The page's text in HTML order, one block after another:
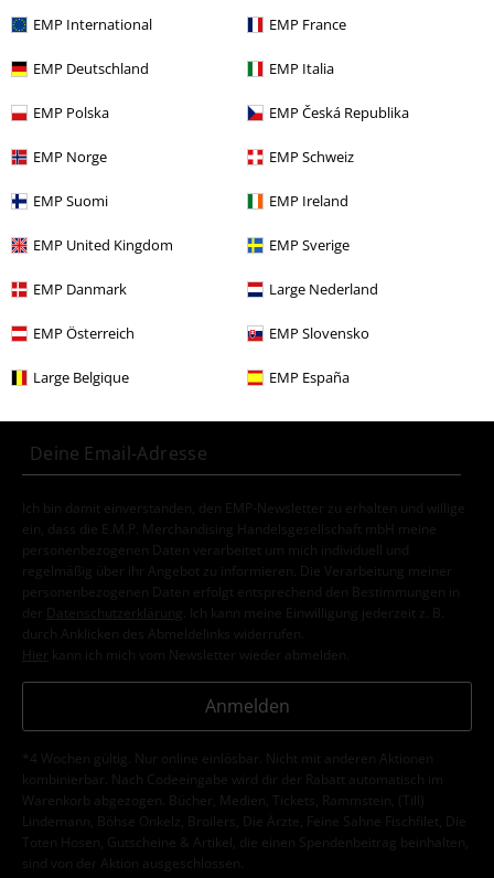
EMP International EMP France
EMP Deutschland EMP Italia
EMP Polska EMP Česká Republika
EMP Norge EMP Schweiz
EMP Suomi EMP Ireland
EMP United Kingdom EMP Sverige
EMP Danmark Large Nederland
EMP Österreich EMP Slovensko
Large Belgique EMP España
Hogwarts Häuser
Accessoires
Filme & Serien Harry Potter
Accessoires
E-Mail Newsletter
Greif einen 15%* Gutschein ab, wenn du dich
jetzt anmeldest!
Ich bin damit einverstanden, den EMP-Newsletter zu erhalten und willige
ein, dass die E.M.P. Merchandising Handelsgesellschaft mbH meine
personenbezogenen Daten verarbeitet um mich individuell und
regelmäßig über ihr Angebot zu informieren. Die Verarbeitung meiner
personenbezogenen Daten erfolgt entsprechend den Bestimmungen in
der
Datenschutzerklärung
. Ich kann meine Einwilligung jederzeit z. B.
durch Anklicken des Abmeldelinks widerrufen.
Hier kann ich mich vom Newsletter wieder abmelden.
Anmelden
*4 Wochen gültig. Nur online einlösbar. Nicht mit anderen Aktionen
kombinierbar. Nach Codeeingabe wird dir der Rabatt automatisch im
Warenkorb abgezogen. Bücher, Medien, Tickets, Rammstein, (Till)
Lindemann, Böhse Onkelz, Broilers, Die Ärzte, Feine Sahne Fischfilet, Die
Toten Hosen, Gutscheine & Artikel, die einen Spendenbeitrag beinhalten,
sind von der Aktion ausgeschlossen.